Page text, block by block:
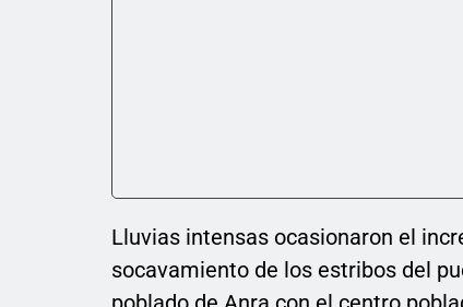
Lluvias intensas ocasionaron el
socavamiento de los estribos del